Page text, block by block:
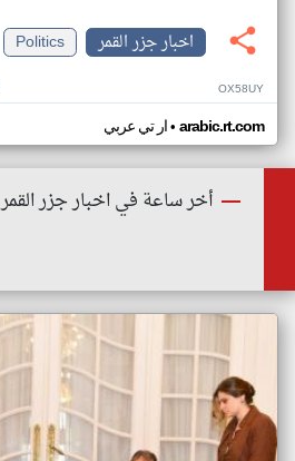
اخبار جزر القمر
Politics
OX58UY
ار تي عربي• arabic.rt.com
أخر ساعة في اخبار جزر القمر